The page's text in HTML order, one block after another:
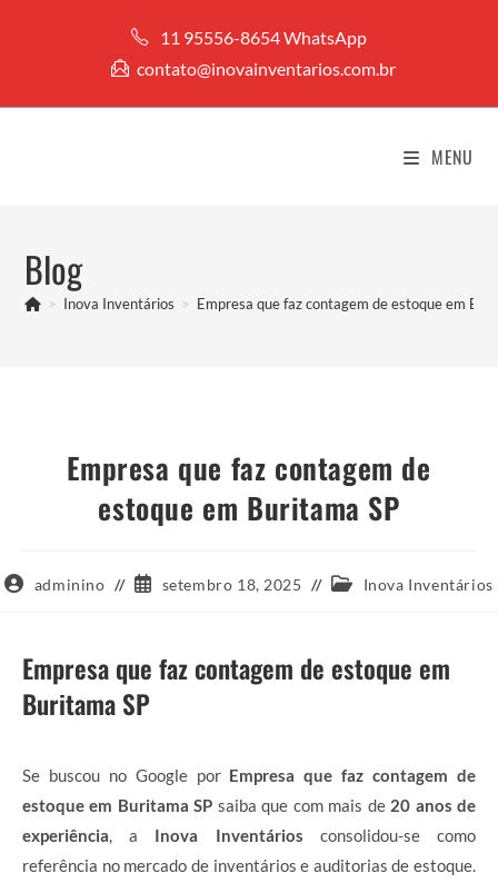
11 95556-8654 WhatsApp
contato@inovainventarios.com.br
MENU
Blog
> Inova Inventários > Empresa que faz contagem de estoque em
Empresa que faz contagem de
estoque em Buritama SP
Autoradminino
Postsetembro 18, 2025
Categoria
Inova Inventários
Empresa que faz contagem de estoque em
Buritama SP
Se buscou no Google por Empresa que faz contagem de
estoque em Buritama SP saiba que com mais de 20 anos de
experiência , a Inova Inventários consolidou-se como
referência no mercado de inventários e auditorias de estoque.